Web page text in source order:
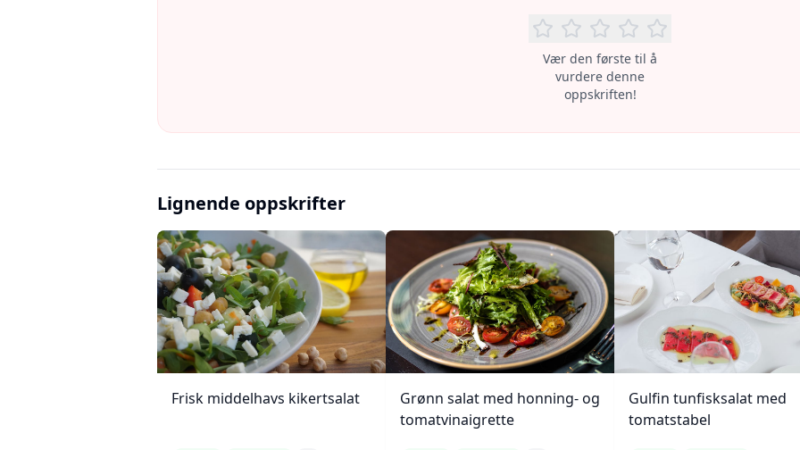
Vær den første til å
vurdere denne
oppskriften!
Lignende oppskrifter
Frisk middelhavs kikertsalat
Grønn salat med honning- og
tomatvinaigrette
Gulfin tunfisksalat med
tomatstabel